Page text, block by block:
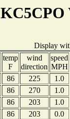
KC5CPO
Display
temp
F
wind
direction
speed
MPH
86 225
1.0
86 270
1.0
86 203
1.0
86 203
0.0